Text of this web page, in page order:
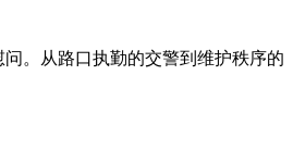
。从路口执勤的交警到维护秩序的